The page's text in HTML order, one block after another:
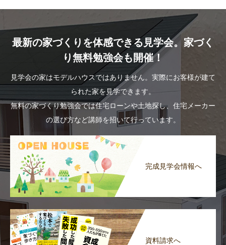
最新の家づくりを体感できる見学会。家づく
り無料勉強会も開催！
見学会の家はモデルハウスではありません。実際にお客様が建て
られた家を見学できます。
無料の家づくり勉強会では住宅ローンや土地探し、住宅メーカー
の選び方など講師を招いて行っています。
完成見学会情報へ
資料請求へ